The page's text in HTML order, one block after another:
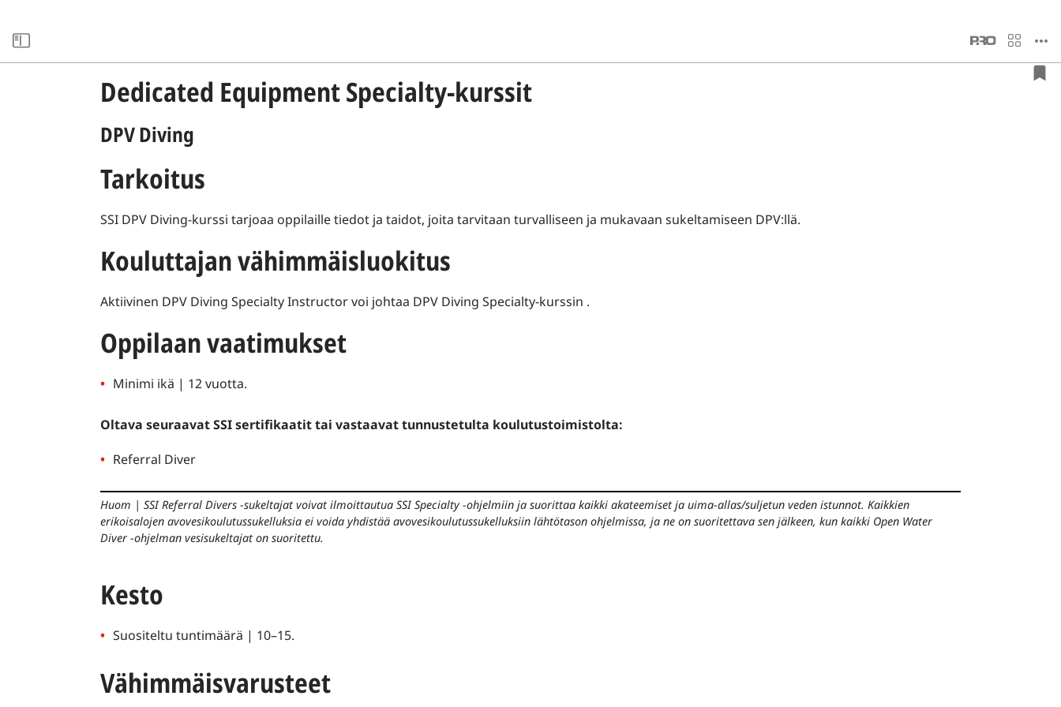
Dedicated Equipment Specialty-kurssit
DPV Diving
Tarkoitus
SSI DPV Diving-kurssi tarjoaa oppilaille tiedot ja taidot, joita tarvitaan turvalliseen ja mukavaan sukeltamiseen DPV:llä.
Kouluttajan vähimmäisluokitus
Aktiivinen DPV Diving Specialty Instructor voi johtaa DPV Diving Specialty-kurssin .
Oppilaan vaatimukset
Minimi ikä | 12 vuotta.
Oltava seuraavat SSI sertifikaatit tai vastaavat tunnustetulta koulutustoimistolta:
Referral Diver
Huom | SSI Referral Divers -sukeltajat voivat ilmoittautua SSI Specialty -ohjelmiin ja suorittaa kaikki akateemiset ja uima-allas/suljetun veden istunnot. Kaikkien
erikoisalojen avovesikoulutussukelluksia ei voida yhdistää avovesikoulutussukelluksiin lähtötason ohjelmissa, ja ne on suoritettava sen jälkeen, kun kaikki Open Water
Diver -ohjelman vesisukeltajat on suoritettu.
Kesto
Suositeltu tuntimäärä | 10–15.
Vähimmäisvarusteet